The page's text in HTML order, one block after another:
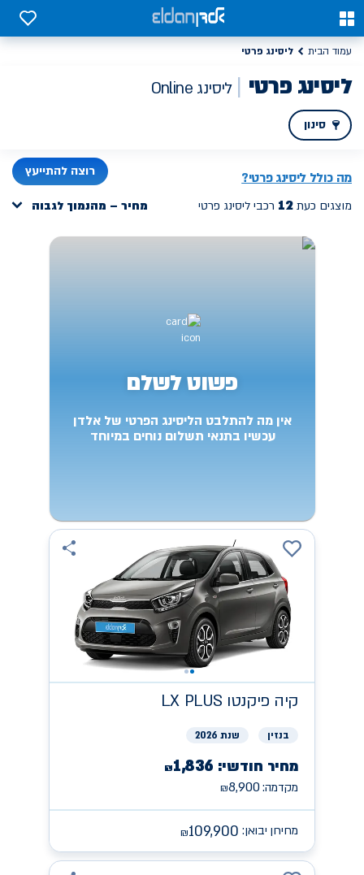
0
0
עמוד הבית ליסינג פרטי
ליסינג פרטי ליסינג Online
סינון
מה כולל ליסינג פרטי? רוצה להתייעץ
מוצגים כעת רכבי ליסינג פרטי מחיר – מהנמוך לגבוה
פשוט לשלם
אין מה להתלבט הליסינג הפרטי של אלדן
עכשיו בתנאי תשלום נוחים במיוחד
קיה LX PLUS פיקנטו
בנזין שנת 2026
מחיר חודשי: ₪1,836
מקדמה: ₪8,900
מחירון יבואן: ₪109,900
ליסינג פרטי משתלם אונליין, דגמים חדשים במחיר מנצח | אלדן